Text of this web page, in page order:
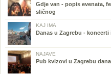
Gdje van - popis evenata,
sličnog
KAJ IMA
Danas u Zagrebu - koncerti
NAJAVE
Pub kvizovi u Zagrebu